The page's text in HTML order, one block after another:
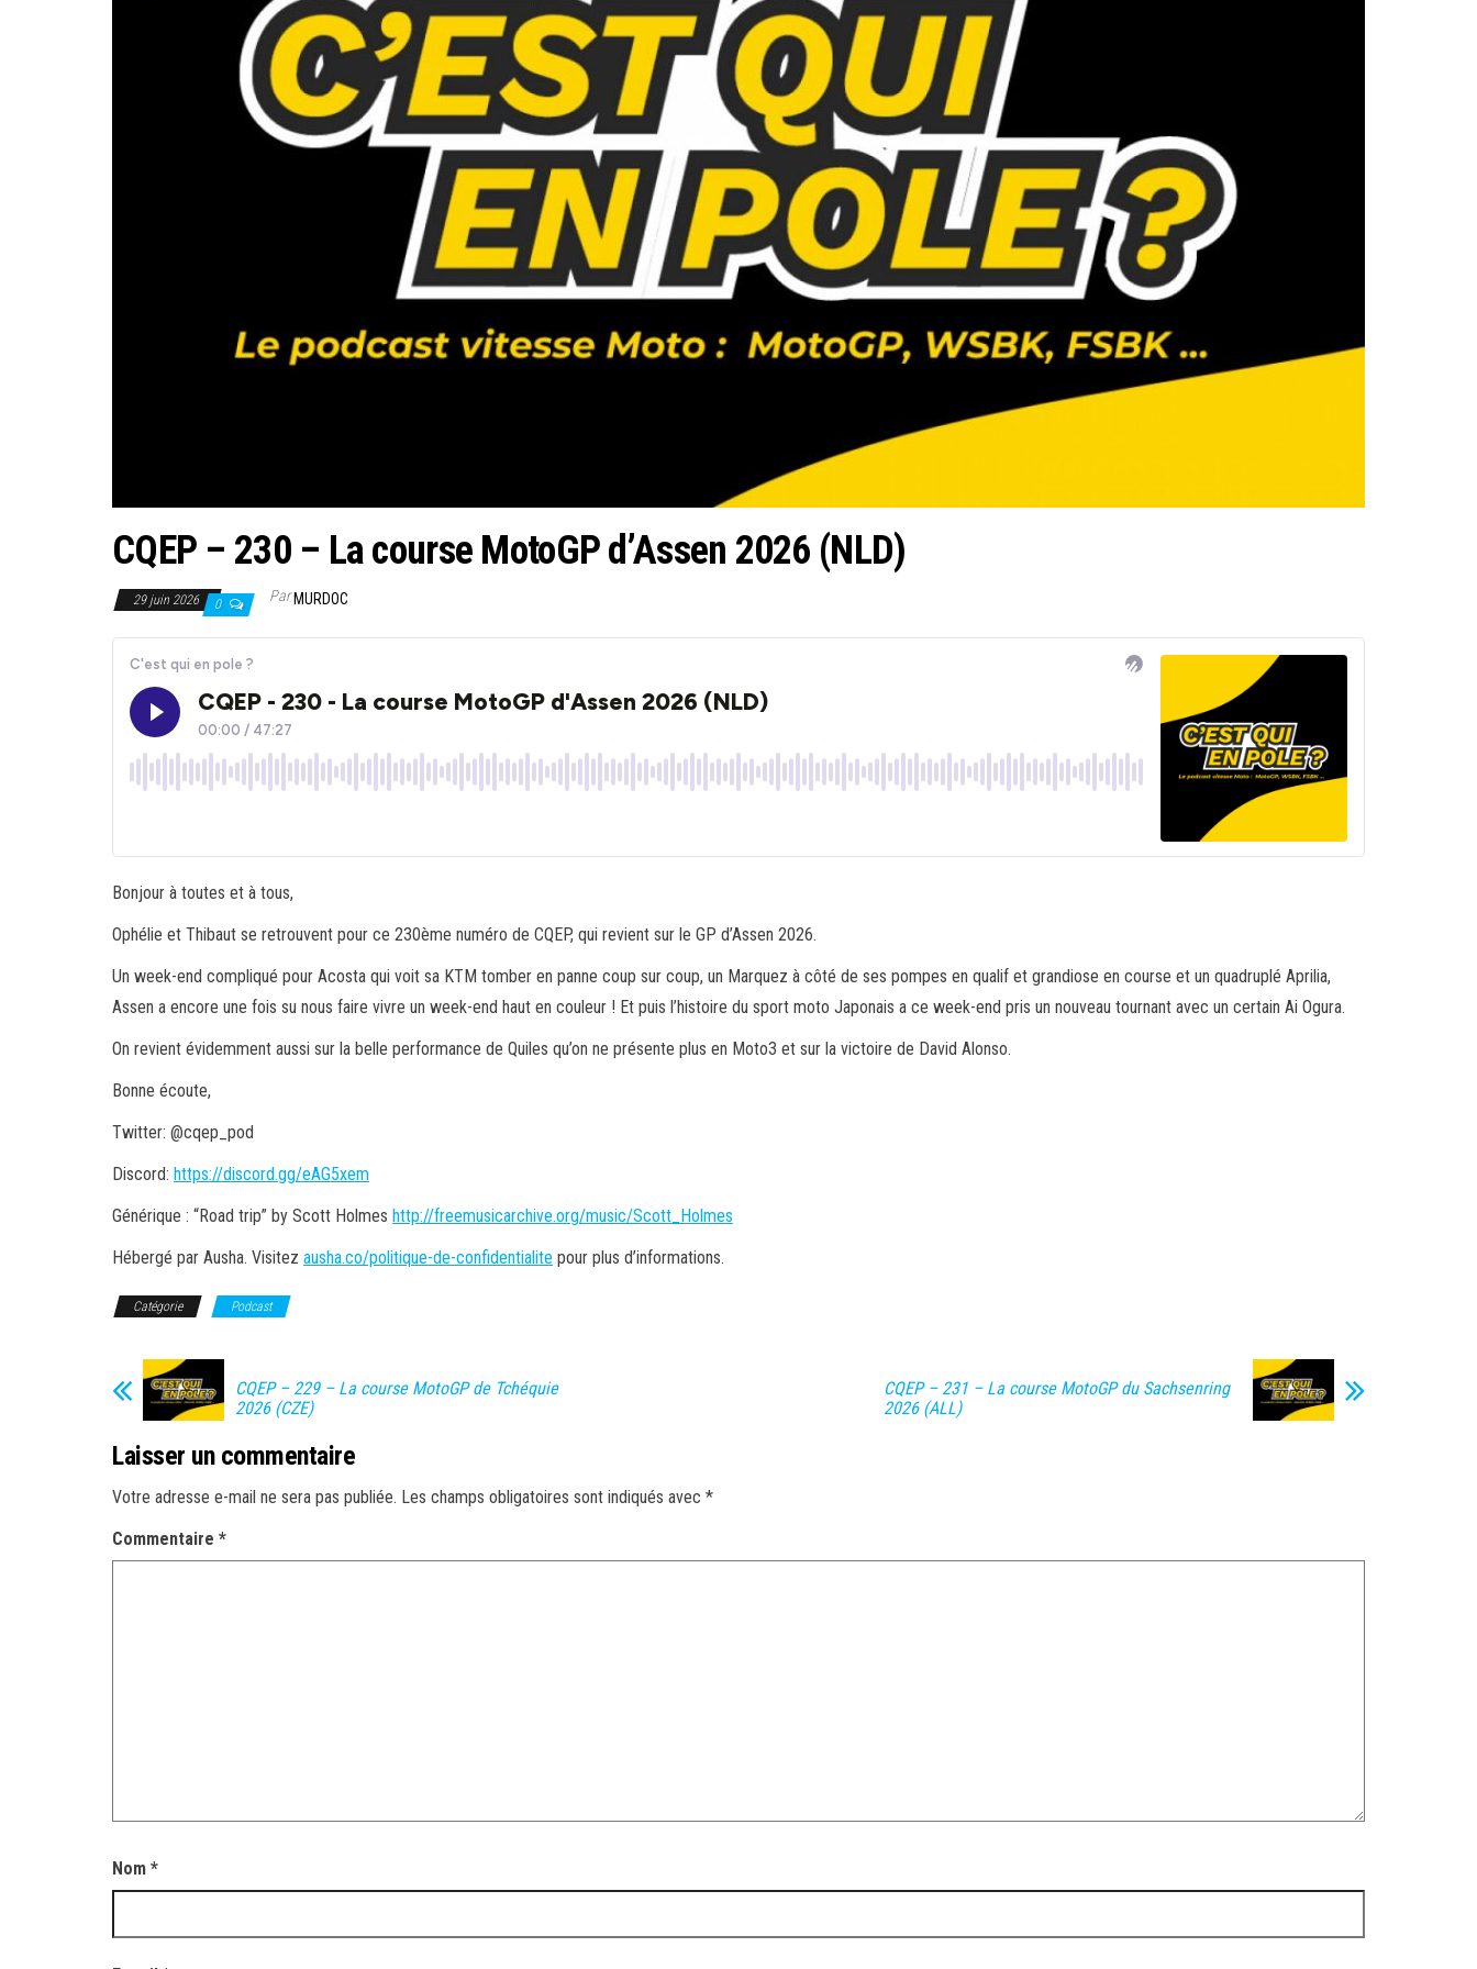
CQEP – 230 – La course MotoGP d’Assen 2026 (NLD)
29 juin 2026 0 ParMURDOC
Bonjour à toutes et à tous,
Ophélie et Thibaut se retrouvent pour ce 230ème numéro de CQEP, qui revient sur le GP d’Assen 2026.
Un week-end compliqué pour Acosta qui voit sa KTM tomber en panne coup sur coup, un Marquez à côté de ses pompes en qualif et grandiose en course et un quadruplé Aprilia,
Assen a encore une fois su nous faire vivre un week-end haut en couleur ! Et puis l’histoire du sport moto Japonais a ce week-end pris un nouveau tournant avec un certain Ai Ogura.
On revient évidemment aussi sur la belle performance de Quiles qu’on ne présente plus en Moto3 et sur la victoire de David Alonso.
Bonne écoute,
Twitter: @cqep_pod
Discord: https://discord.gg/eAG5xem
Générique : “Road trip” by Scott Holmes http://freemusicarchive.org/music/Scott_Holmes
Hébergé par Ausha. Visitez ausha.co/politique-de-confidentialite pour plus d’informations.
Catégorie Podcast
CQEP – 229 – La course MotoGP de Tchéquie
2026 (CZE)
CQEP – 231 – La course MotoGP du Sachsenring
2026 (ALL)
Laisser un commentaire
Votre adresse e-mail ne sera pas publiée. Les champs obligatoires sont indiqués avec *
Commentaire *
Nom *